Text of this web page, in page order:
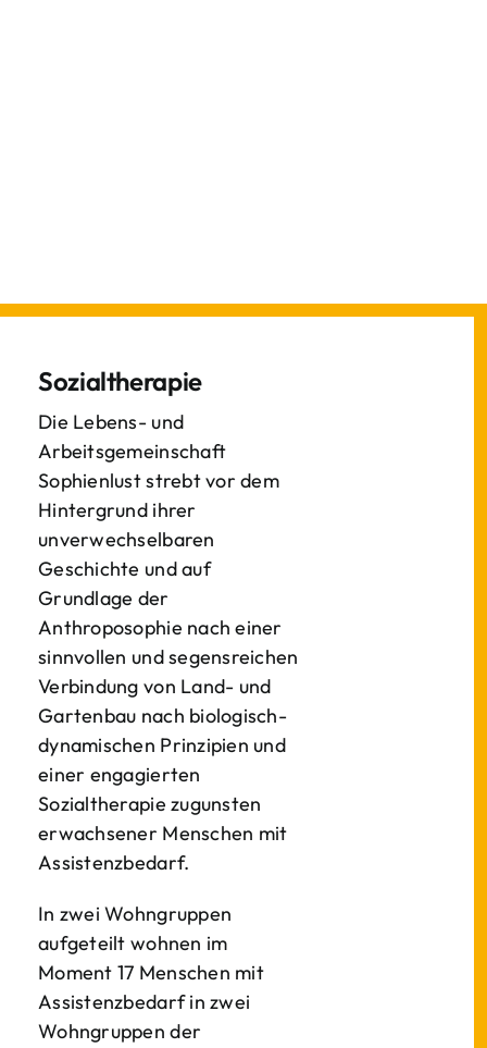
Sozialtherapie
Die Lebens- und
Arbeitsgemeinschaft
Sophienlust strebt vor dem
Hintergrund ihrer
unverwechselbaren
Geschichte und auf
Grundlage der
Anthroposophie nach einer
sinnvollen und segensreichen
Verbindung von Land- und
Gartenbau nach biologisch-
dynamischen Prinzipien und
einer engagierten
Sozialtherapie zugunsten
erwachsener Menschen mit
Assistenzbedarf.
In zwei Wohngruppen
aufgeteilt wohnen im
Moment 17 Menschen mit
Assistenzbedarf in zwei
Wohngruppen der